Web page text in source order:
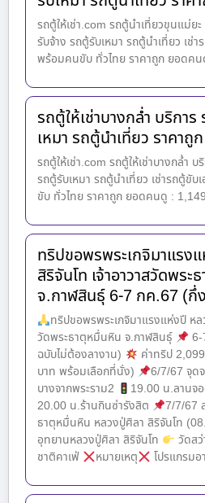
รถตู้ให้เช่า.com รถตู้นำเที่ยวขุนแม่ย
รับจ้าง รถตู้รับเหมา รถตู้นำเที่ยว เช่
พร้อมคนขับ ทั่วไทย ราคาถูก ยอดค
รถตู้ให้เช่าบางกล่ำ บริกา
เหมา รถตู้นำเที่ยว ราคาถูก
รถตู้ให้เช่า.com รถตู้ให้เช่าบางกล่ำ บ
รถตู้รับเหมา รถตู้นำเที่ยว เช่ารถตู้ขั
ขับ ทั่วไทย ราคาถูก ยอดคนดู : 1,149
ทริปขอพรพระเกจิมาแรง
สิริจันโท เจ้าอาวาสวัดพร
จ.กาฬสินธุ์ 6-7 กค.67 (
ทริปขอพรพระเกจิมาแรงแห่งปี หล
วัดพระธาตุหมื่นหิน จ.กาฬสินธุ์
ฉบับไม่ต้องลางาน)
ค่าทริป
บาท พร้อมเลือกที่นั่ง)
6/7/67 จุด
บางจากพระราม2
19.00 น.ลานจ
20.00 น.ร้านกินซ่ารังสิต
7/7/67
ธาตุหมื่นหิน หลวงปู่ศิลา สิริจันโท
อุทยานหลวงปู่ศิลา สิริจันโท
วัดส
ชาติคาเฟ่
หมายเหตุ โปรแกรมอ